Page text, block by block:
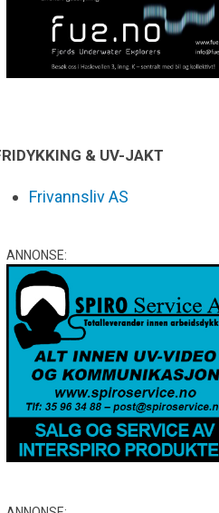
& UV-JAKT
Frivannsliv AS
ANNONSE: